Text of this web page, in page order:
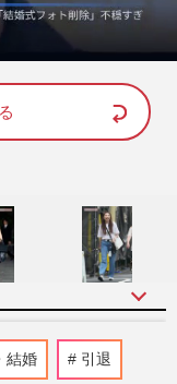
・湖月わたる「こ
るかけがえのない
結婚 引退